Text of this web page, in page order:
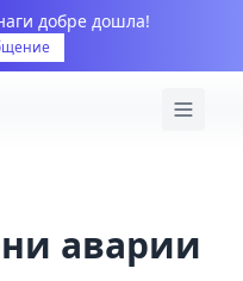
добре дошла!
аварии